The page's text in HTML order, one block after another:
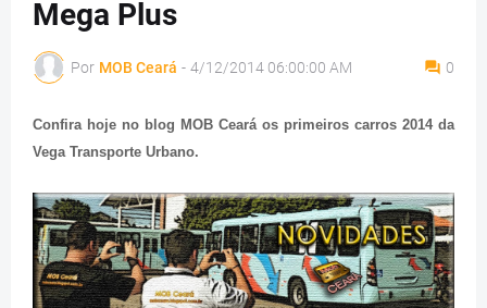
Mega Plus
Por MOB Ceará - 4/12/2014 06:00:00 AM 0
Confira hoje no blog MOB Ceará os primeiros carros 2014 da
Vega Transporte Urbano.